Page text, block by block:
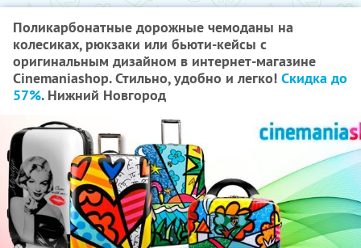
Поликарбонатные дорожные чемоданы на
колесиках, рюкзаки или бьюти-кейсы с
оригинальным дизайном в интернет-магазине
Cinemaniashop. Стильно, удобно и легко! Скидка до
57%. Нижний Новгород